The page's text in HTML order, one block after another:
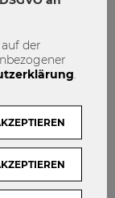
und
Expert*innen
Praxis ihre
Melde dich
Themen
der